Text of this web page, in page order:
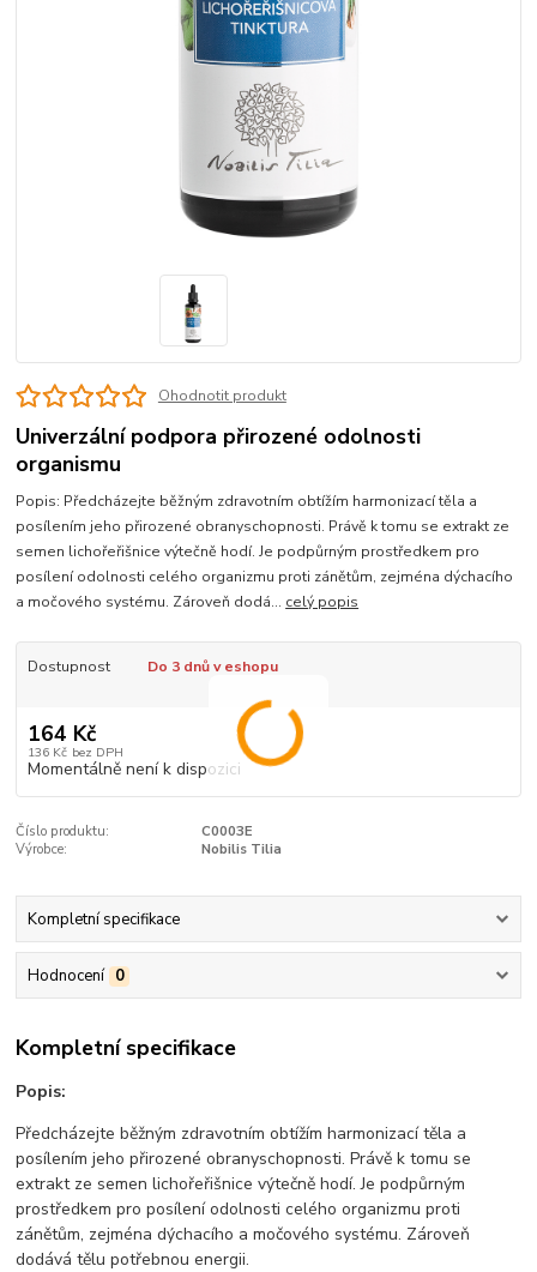
Ohodnotit produkt
Univerzální podpora přirozené odolnosti
organismu
Popis: Předcházejte běžným zdravotním obtížím harmonizací těla a
posílením jeho přirozené obranyschopnosti. Právě k tomu se extrakt ze
semen lichořeřišnice výtečně hodí. Je podpůrným prostředkem pro
posílení odolnosti celého organizmu proti zánětům, zejména dýchacího
a močového systému. Zároveň dodá... celý popis
Dostupnost Do 3 dnů v eshopu
164 Kč
136 Kč bez DPH
Momentálně není k dispozici
Číslo produktu:
C0003E
Výrobce:
Nobilis Tilia
Kompletní specifikace
Hodnocení 0
Kompletní specifikace
Popis:
Předcházejte běžným zdravotním obtížím harmonizací těla a
posílením jeho přirozené obranyschopnosti. Právě k tomu se
extrakt ze semen lichořeřišnice výtečně hodí. Je podpůrným
prostředkem pro posílení odolnosti celého organizmu proti
zánětům, zejména dýchacího a močového systému. Zároveň
dodává tělu potřebnou energii.